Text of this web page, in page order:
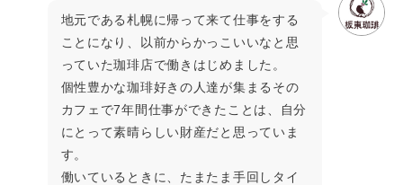
地元である札幌に帰って来て仕事をする
ことになり、以前からかっこいいなと思
っていた珈琲店で働きはじめました。
個性豊かな珈琲好きの人達が集まるその
カフェで7年間仕事ができたことは、自分
にとって素晴らしい財産だと思っていま
す。
働いているときに、たまたま手回しタイ